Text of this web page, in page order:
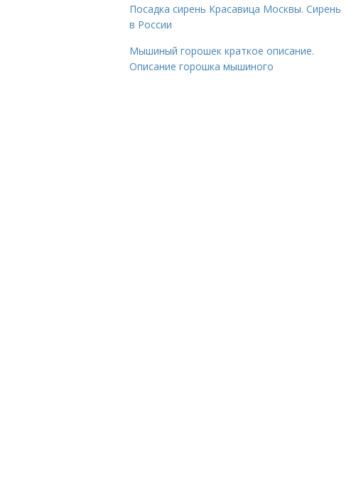
Посадка сирень Красавица Москвы. Сирень
в России
Мышиный горошек краткое описание.
Описание горошка мышиного